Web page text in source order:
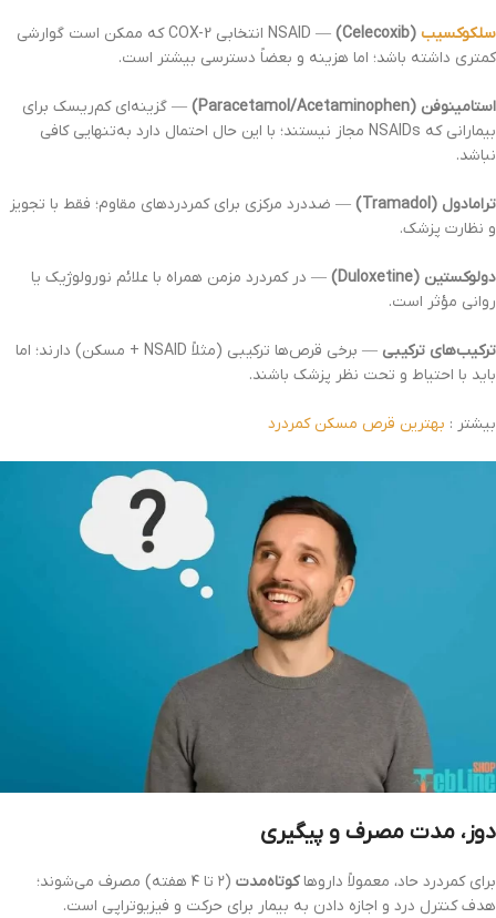
سلکوکسیب (Celecoxib)
— NSAID انتخابی COX-2 که ممکن است گوارشی
کمتری داشته باشد؛ اما هزینه و بعضاً دسترسی بیشتر است.
استامینوفن (Paracetamol/Acetaminophen)
— گزینه‌ای کم‌ریسک برای
بیمارانی که NSAIDs مجاز نیستند؛ با این حال احتمال دارد به‌تنهایی کافی
نباشد.
ترامادول (Tramadol)
— ضددرد مرکزی برای کمردردهای مقاوم؛ فقط با تجویز
و نظارت پزشک.
دولوکستین (Duloxetine)
— در کمردرد مزمن همراه با علائم نورولوژیک یا
روانی مؤثر است.
ترکیب‌های ترکیبی
— برخی قرص‌ها ترکیبی (مثلاً NSAID + مسکن) دارند؛ اما
باید با احتیاط و تحت نظر پزشک باشند.
بیشتر : بهترین قرص مسکن کمردرد
دوز، مدت مصرف و پیگیری
برای کمردرد حاد، معمولاً داروهاکوتاه‌مدت
(۲ تا ۴ هفته) مصرف می‌شوند؛
هدف کنترل درد و اجازه دادن به بیمار برای حرکت و فیزیوتراپی است.